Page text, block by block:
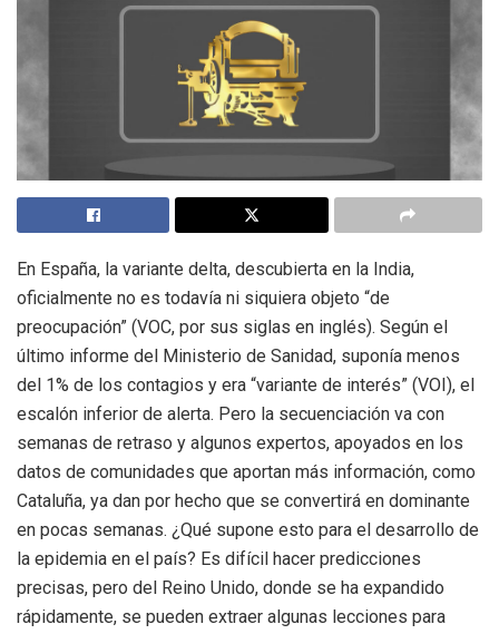
En España, la variante delta, descubierta en la India,
oficialmente no es todavía ni siquiera objeto “de
preocupación” (VOC, por sus siglas en inglés). Según el
último informe del Ministerio de Sanidad, suponía menos
del 1% de los contagios y era “variante de interés” (VOI), el
escalón inferior de alerta. Pero la secuenciación va con
semanas de retraso y algunos expertos, apoyados en los
datos de comunidades que aportan más información, como
Cataluña, ya dan por hecho que se convertirá en dominante
en pocas semanas. ¿Qué supone esto para el desarrollo de
la epidemia en el país? Es difícil hacer predicciones
precisas, pero del Reino Unido, donde se ha expandido
rápidamente, se pueden extraer algunas lecciones para